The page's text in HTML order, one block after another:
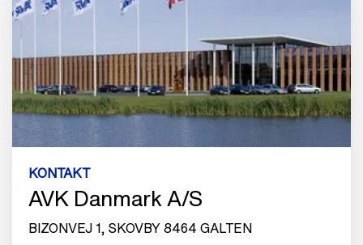
KONTAKT
AVK Danmark A/S
BIZONVEJ 1, SKOVBY 8464 GALTEN